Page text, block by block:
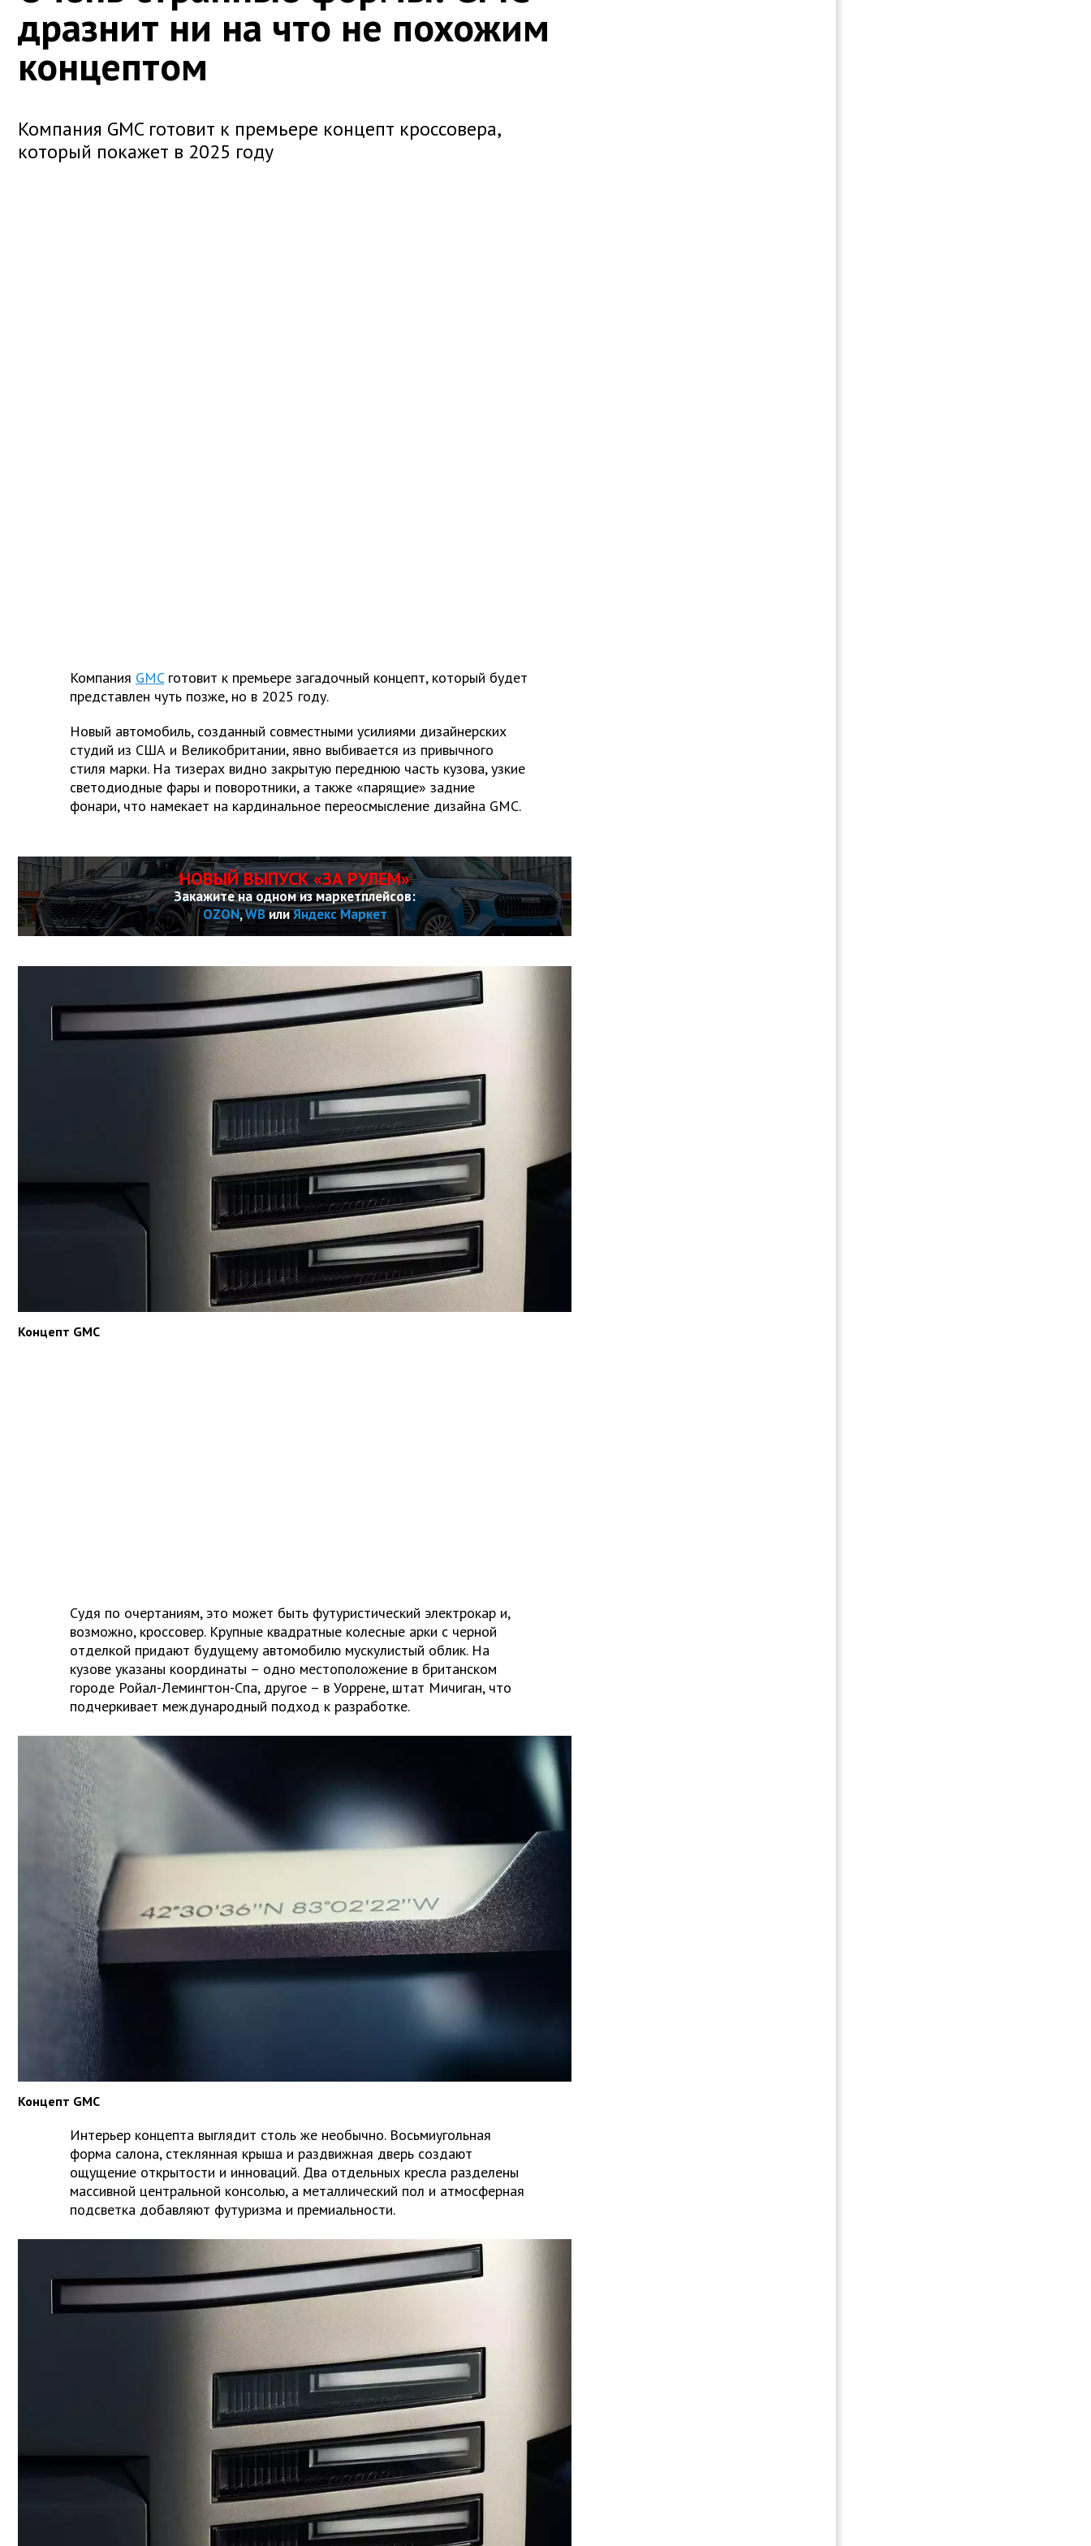
дразнит ни на что не похожим
концептом
Компания GMC готовит к премьере концепт кроссовера,
который покажет в 2025 году
Компания GMCготовит к премьере загадочный концепт, который будет
представлен чуть позже, но в 2025 году.
Новый автомобиль, созданный совместными усилиями дизайнерских
студий из США и Великобритании, явно выбивается из привычного
стиля марки. На тизерах видно закрытую переднюю часть кузова, узкие
светодиодные фары и поворотники, а также «парящие» задние
фонари, что намекает на кардинальное переосмысление дизайна GMC.
НОВЫЙ ВЫПУСК «ЗА РУЛЕМ»
Закажите на одном из маркетплейсов:
OZON,WBилиЯндекс Маркет
Концепт GMC
Судя по очертаниям, это может быть футуристический электрокар и,
возможно, кроссовер. Крупные квадратные колесные арки с черной
отделкой придают будущему автомобилю мускулистый облик. На
кузове указаны координаты – одно местоположение в британском
городе Ройал-Лемингтон-Спа, другое – в Уоррене, штат Мичиган, что
подчеркивает международный подход к разработке.
Концепт GMC
Интерьер концепта выглядит столь же необычно. Восьмиугольная
форма салона, стеклянная крыша и раздвижная дверь создают
ощущение открытости и инноваций. Два отдельных кресла разделены
массивной центральной консолью, а металлический пол и атмосферная
подсветка добавляют футуризма и премиальности.